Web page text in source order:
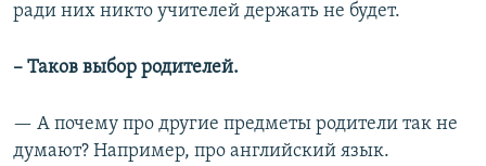
ради них никто учителей держать не будет.
–​ Таков выбор родителей.
— А почему про другие предметы родители так не
думают? Например, про английский язык.